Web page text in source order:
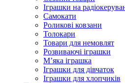
Іграшки на
Самокати
Роликові ковзани
Толокари
Товари для немовлят
Розвиваючі іграшки
М’яка іграшка
Іграшки для дівчаток
Іграшки для хлопчиків